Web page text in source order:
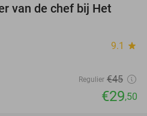
34%
van de chef bij Het
9.1 star
Regulier €45
€29,50